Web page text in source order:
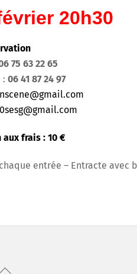
20h30
75 63 22 65
: 06 41 87 24 97
frais : 10 €
entrée – Entracte avec
Back